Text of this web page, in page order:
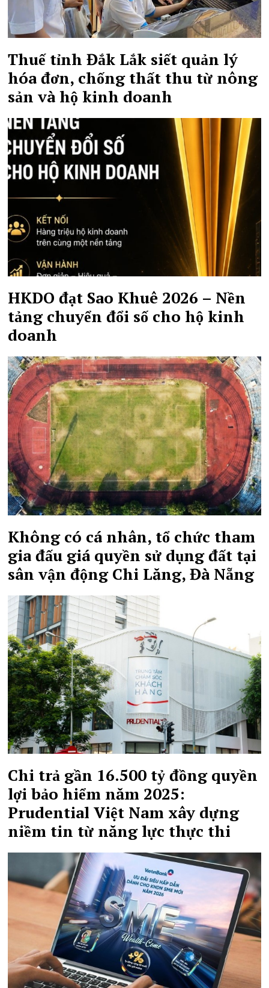
Thuế tỉnh Đắk Lắk siết quản lý
hóa đơn, chống thất thu từ nông
sản và hộ kinh doanh
HKDO đạt Sao Khuê 2026 – Nền
tảng chuyển đổi số cho hộ kinh
doanh
Không có cá nhân, tổ chức tham
gia đấu giá quyền sử dụng đất tại
sân vận động Chi Lăng, Đà Nẵng
Chi trả gần 16.500 tỷ đồng quyền
lợi bảo hiểm năm 2025:
Prudential Việt Nam xây dựng
niềm tin từ năng lực thực thi